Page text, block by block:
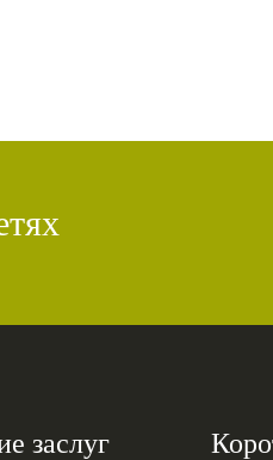
заслуг